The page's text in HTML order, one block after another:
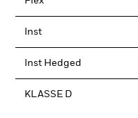
Inst
Inst Hedged
KLASSE D